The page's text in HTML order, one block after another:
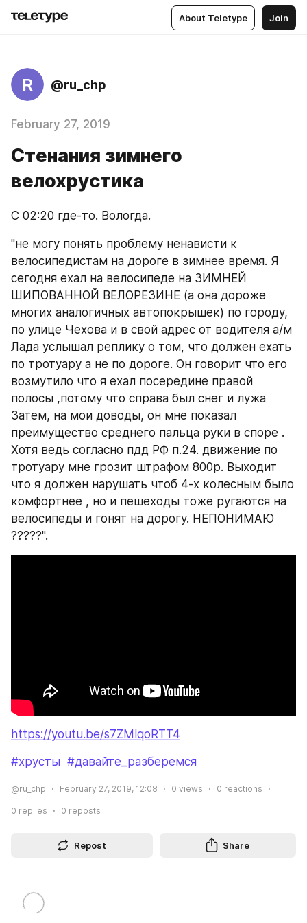
About Teletype Join
R @ru_chp
February 27, 2019
Стенания зимнего
велохрустика
С 02:20 где-то. Вологда.
"не могу понять проблему ненависти к
велосипедистам на дороге в зимнее время. Я
сегодня ехал на велосипеде на ЗИМНЕЙ
ШИПОВАННОЙ ВЕЛОРЕЗИНЕ (а она дороже
многих аналогичных автопокрышек) по городу,
по улице Чехова и в свой адрес от водителя а/м
Лада услышал реплику о том, что должен ехать
по тротуару а не по дороге. Он говорит что его
возмутило что я ехал посередине правой
полосы ,потому что справа был снег и лужа
Затем, на мои доводы, он мне показал
преимущество среднего пальца руки в споре .
Хотя ведь согласно пдд РФ п.24. движение по
тротуару мне грозит штрафом 800р. Выходит
что я должен нарушать чтоб 4-х колесным было
комфортнее , но и пешеходы тоже ругаются на
велосипеды и гонят на дорогу. НЕПОНИМАЮ
?????".
https://youtu.be/s7ZMlqoRTT4
#хрусты #давайте_разберемся
@ru_chp February 27, 2019, 12:08 0 views 0 reactions
0 replies 0 reposts
Repost Share